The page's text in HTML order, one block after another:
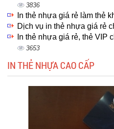
3836
In thẻ nhựa giá rẻ làm thẻ
Dịch vụ in thẻ nhựa giá rẻ
In thẻ nhựa giá rẻ, thẻ VIP
3653
IN THẺ NHỰA CAO CẤP